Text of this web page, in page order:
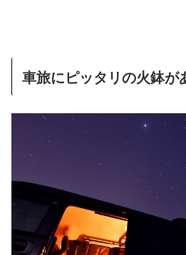
車旅にピッタリの火鉢が